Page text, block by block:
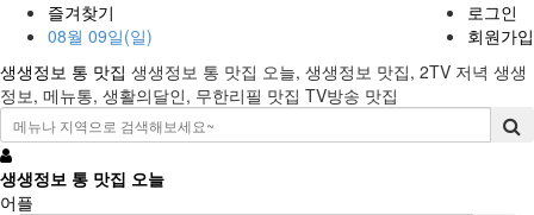
즐겨찾기
08월 09일(일)
로그인
회원가입
생생정보 통 맛집 생생정보 통 맛집 오늘, 생생정보 맛집, 2TV 저녁 생생
정보, 메뉴통, 생활의달인, 무한리필 맛집 TV방송 맛집
생생정보 통 맛집 오늘
어플